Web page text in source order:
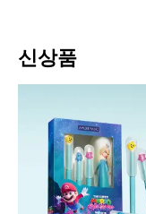
신상품